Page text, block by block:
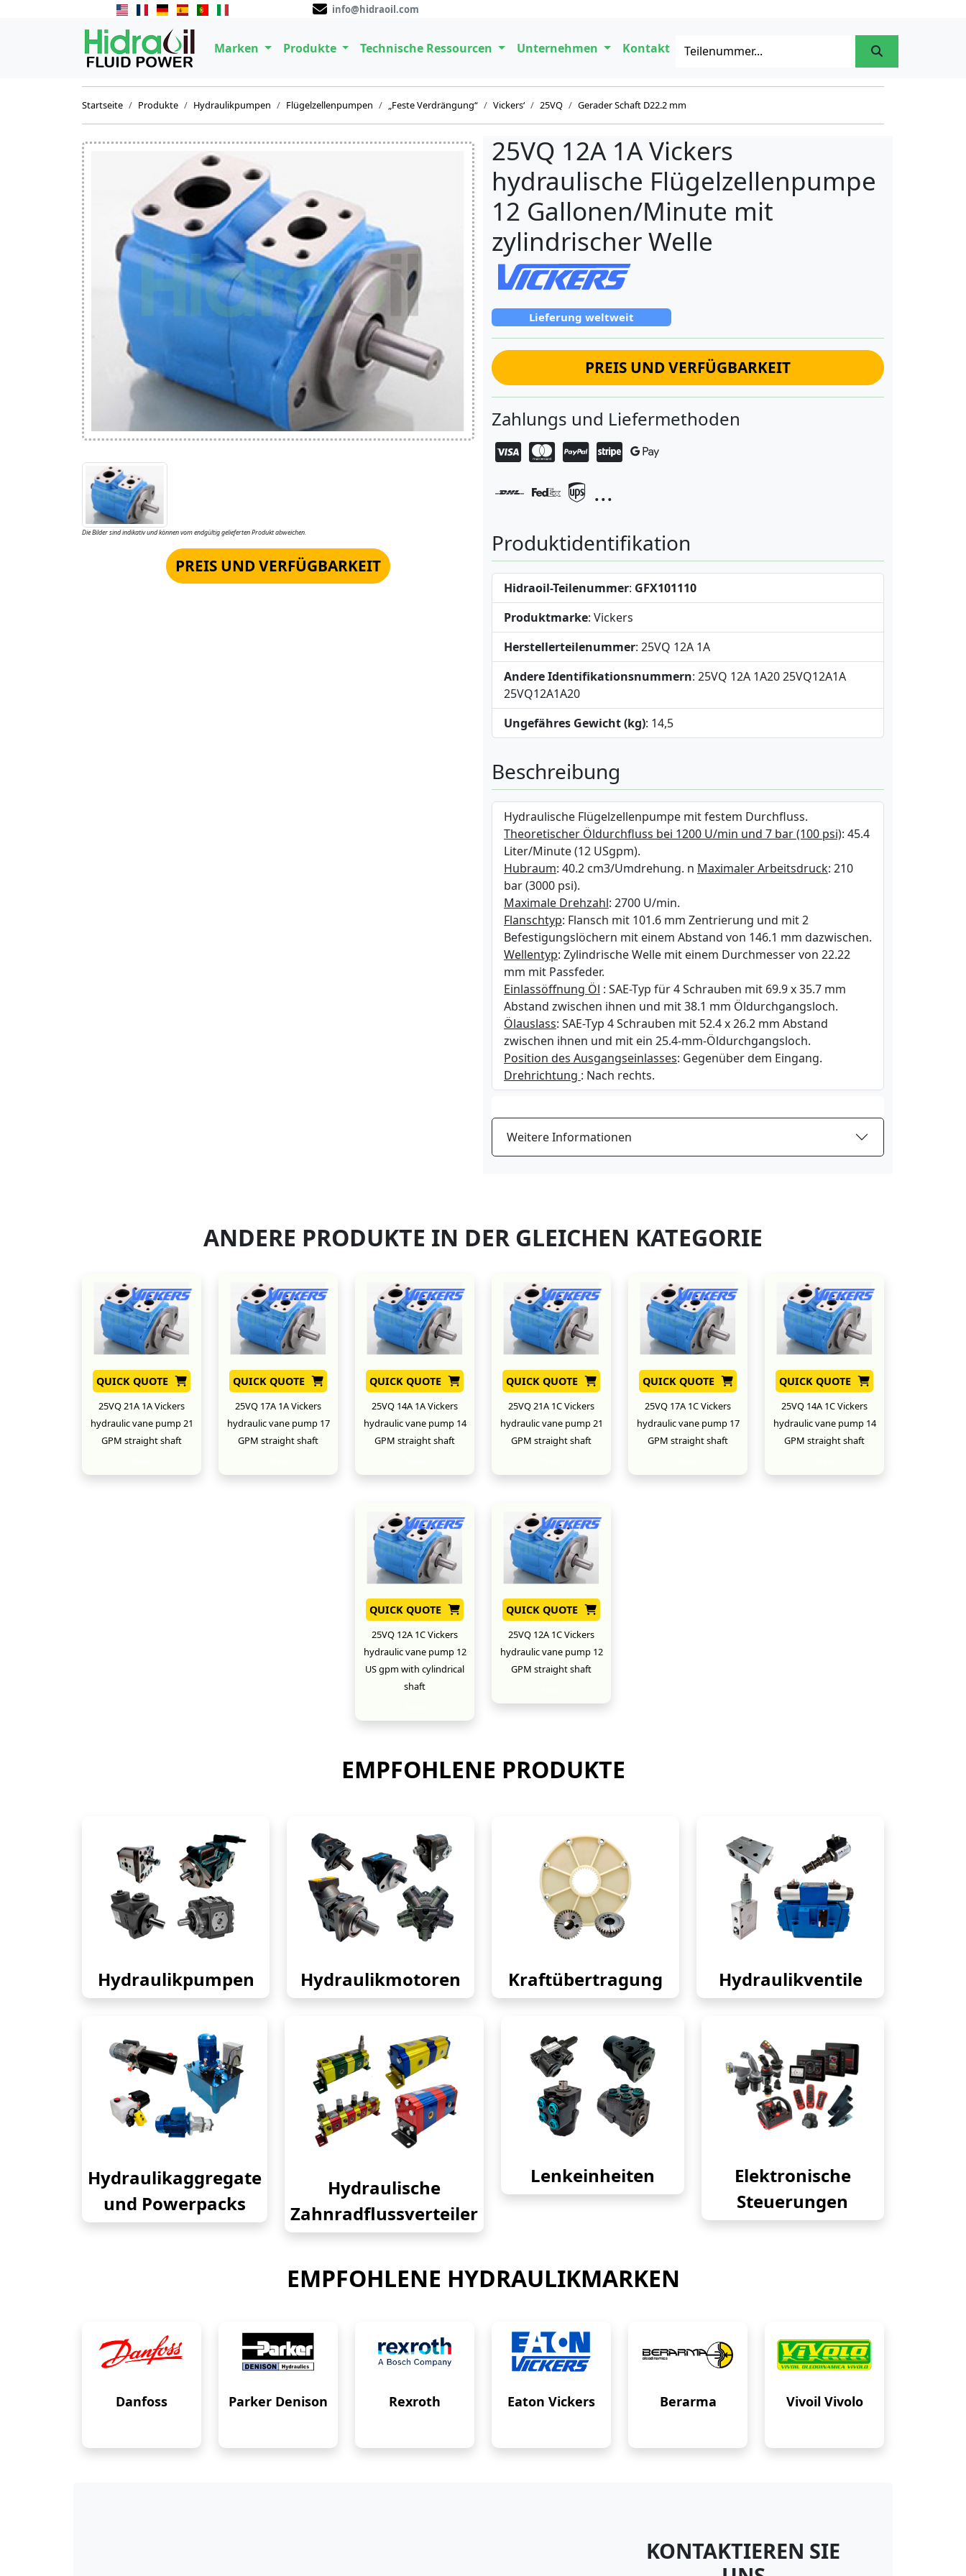
info@hidraoil.com
Marken Produkte Technische Ressourcen Unternehmen Kontakt
Startseite Produkte Hydraulikpumpen Flügelzellenpumpen „Feste Verdrängung“ Vickers‘ 25VQ Gerader Schaft D22.2 mm
Die Bilder sind indikativ und können vom endgültig gelieferten Produkt abweichen.
PREIS UND VERFÜGBARKEIT
25VQ 12A 1A Vickers
hydraulische Flügelzellenpumpe
12 Gallonen/Minute mit
zylindrischer Welle
Lieferung weltweit
PREIS UND VERFÜGBARKEIT
Zahlungs und Liefermethoden
...
Produktidentifikation
Hidraoil-Teilenummer: GFX101110
Produktmarke: Vickers
Herstellerteilenummer: 25VQ 12A 1A
Andere Identifikationsnummern: 25VQ 12A 1A20 25VQ12A1A
25VQ12A1A20
Ungefähres Gewicht (kg): 14,5
Beschreibung
Hydraulische Flügelzellenpumpe mit festem Durchfluss.
Theoretischer Öldurchfluss bei 1200 U/min und 7 bar (100 psi): 45.4
Liter/Minute (12 USgpm).
Hubraum: 40.2 cm3/Umdrehung. n Maximaler Arbeitsdruck: 210
bar (3000 psi).
Maximale Drehzahl: 2700 U/min.
Flanschtyp: Flansch mit 101.6 mm Zentrierung und mit 2
Befestigungslöchern mit einem Abstand von 146.1 mm dazwischen.
Wellentyp: Zylindrische Welle mit einem Durchmesser von 22.22
mm mit Passfeder.
Einlassöffnung Öl : SAE-Typ für 4 Schrauben mit 69.9 x 35.7 mm
Abstand zwischen ihnen und mit 38.1 mm Öldurchgangsloch.
Ölauslass: SAE-Typ 4 Schrauben mit 52.4 x 26.2 mm Abstand
zwischen ihnen und mit ein 25.4-mm-Öldurchgangsloch.
Position des Ausgangseinlasses: Gegenüber dem Eingang.
Drehrichtung : Nach rechts.
Weitere Informationen
ANDERE PRODUKTE IN DER GLEICHEN KATEGORIE
QUICK QUOTE
25VQ 21A 1A Vickers
hydraulic vane pump 21
GPM straight shaft
QUICK QUOTE
25VQ 17A 1A Vickers
hydraulic vane pump 17
GPM straight shaft
QUICK QUOTE
25VQ 14A 1A Vickers
hydraulic vane pump 14
GPM straight shaft
QUICK QUOTE
25VQ 21A 1C Vickers
hydraulic vane pump 21
GPM straight shaft
QUICK QUOTE
25VQ 17A 1C Vickers
hydraulic vane pump 17
GPM straight shaft
QUICK QUOTE
25VQ 14A 1C Vickers
hydraulic vane pump 14
GPM straight shaft
QUICK QUOTE
25VQ 12A 1C Vickers
hydraulic vane pump 12
US gpm with cylindrical
shaft
QUICK QUOTE
25VQ 12A 1C Vickers
hydraulic vane pump 12
GPM straight shaft
EMPFOHLENE PRODUKTE
Hydraulikpumpen Hydraulikmotoren Kraftübertragung Hydraulikventile
Hydraulikaggregate
und Powerpacks
Hydraulische
Zahnradflussverteiler
Lenkeinheiten
Elektronische
Steuerungen
EMPFOHLENE HYDRAULIKMARKEN
Danfoss Parker Denison Rexroth Eaton Vickers Berarma Vivoil Vivolo
KONTAKTIEREN SIE